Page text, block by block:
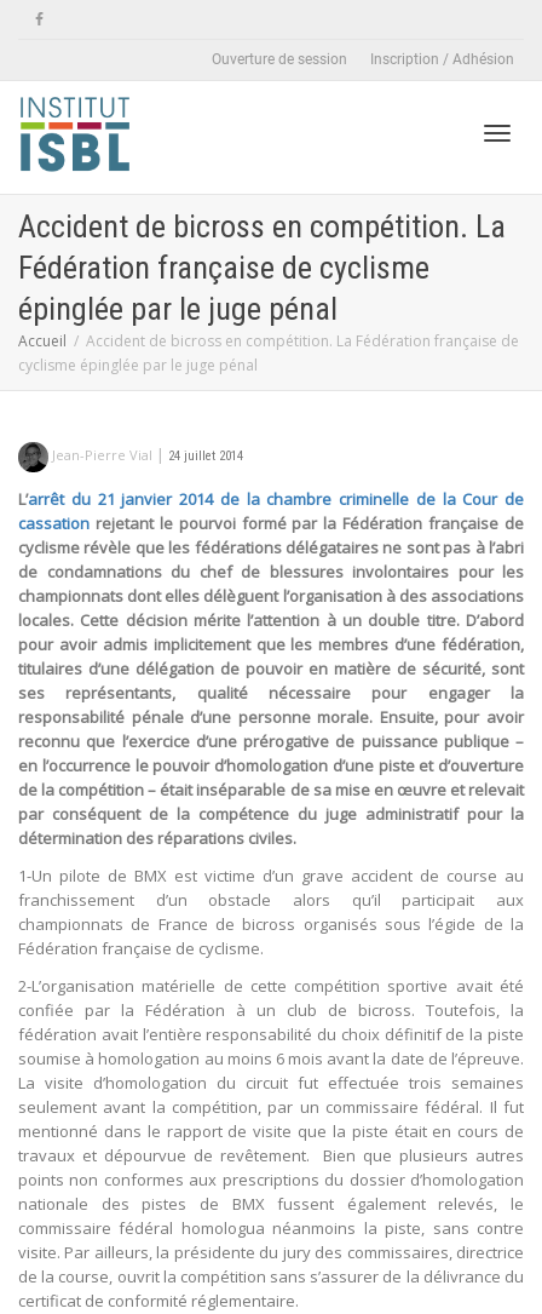
Ouverture de session Inscription / Adhésion
Accident de bicross en compétition. La
Fédération française de cyclisme
épinglée par le juge pénal
Accueil
Accident de bicross en compétition. La Fédération française de
cyclisme épinglée par le juge pénal
Jean-Pierre Vial | 24 juillet 2014
L’arrêt du 21 janvier 2014 de la chambre criminelle de la Cour de
cassation rejetant le pourvoi formé par la Fédération française de
cyclisme révèle que les fédérations délégataires ne sont pas à l’abri
de condamnations du chef de blessures involontaires pour les
championnats dont elles délèguent l’organisation à des associations
locales. Cette décision mérite l’attention à un double titre. D’abord
pour avoir admis implicitement que les membres d’une fédération,
titulaires d’une délégation de pouvoir en matière de sécurité, sont
ses représentants, qualité nécessaire pour engager la
responsabilité pénale d’une personne morale. Ensuite, pour avoir
reconnu que l’exercice d’une prérogative de puissance publique –
en l’occurrence le pouvoir d’homologation d’une piste et d’ouverture
de la compétition – était inséparable de sa mise en œuvre et relevait
par conséquent de la compétence du juge administratif pour la
détermination des réparations civiles.
1-Un pilote de BMX est victime d’un grave accident de course au
franchissement d’un obstacle alors qu’il participait aux
championnats de France de bicross organisés sous l’égide de la
Fédération française de cyclisme.
2-L’organisation matérielle de cette compétition sportive avait été
confiée par la Fédération à un club de bicross. Toutefois, la
fédération avait l’entière responsabilité du choix définitif de la piste
soumise à homologation au moins 6 mois avant la date de l’épreuve.
La visite d’homologation du circuit fut effectuée trois semaines
seulement avant la compétition, par un commissaire fédéral. Il fut
mentionné dans le rapport de visite que la piste était en cours de
travaux et dépourvue de revêtement. Bien que plusieurs autres
points non conformes aux prescriptions du dossier d’homologation
nationale des pistes de BMX fussent également relevés, le
commissaire fédéral homologua néanmoins la piste, sans contre
visite. Par ailleurs, la présidente du jury des commissaires, directrice
de la course, ouvrit la compétition sans s’assurer de la délivrance du
certificat de conformité réglementaire.